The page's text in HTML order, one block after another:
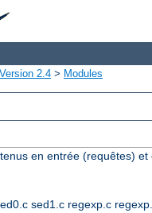
Version 2.4 > Modules
en entrée (requêtes)
sed1.c regexp.c